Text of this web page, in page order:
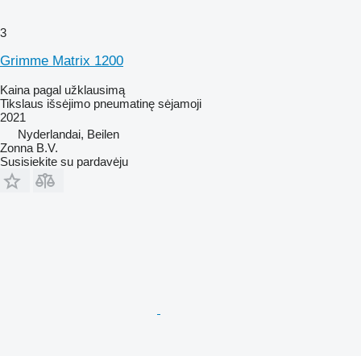
3
Grimme Matrix 1200
Kaina pagal užklausimą
Tikslaus išsėjimo pneumatinę sėjamoji
2021
Nyderlandai, Beilen
Zonna B.V.
Susisiekite su pardavėju